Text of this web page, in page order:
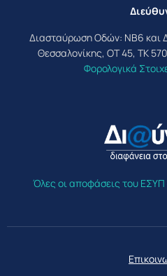
Διασταύρωση Οδών: ΝΒ6 και
Θεσσαλονίκης, ΟΤ 45, ΤΚ
Φορολογικά
Όλες οι αποφάσεις του